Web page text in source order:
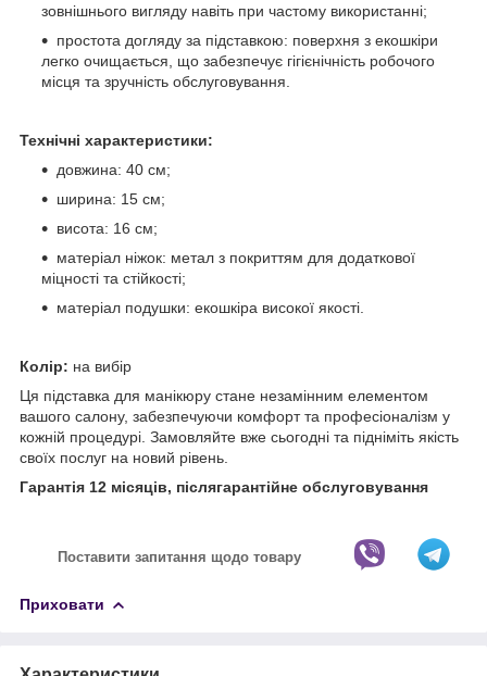
зовнішнього вигляду навіть при частому використанні;
простота догляду за підставкою: поверхня з екошкіри
легко очищається, що забезпечує гігієнічність робочого
місця та зручність обслуговування.
Технічні характеристики:
довжина: 40 см;
ширина: 15 см;
висота: 16 см;
матеріал ніжок: метал з покриттям для додаткової
міцності та стійкості;
матеріал подушки: екошкіра високої якості.
Колір: на вибір
Ця підставка для манікюру стане незамінним елементом
вашого салону, забезпечуючи комфорт та професіоналізм у
кожній процедурі. Замовляйте вже сьогодні та підніміть якість
своїх послуг на новий рівень.
Гарантія 12 місяців, післягарантійне обслуговування
Поставити запитання щодо товару
Приховати